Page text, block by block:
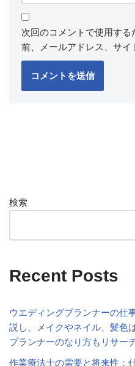
次回のコメントで使用す
前、メールアドレス、サイ
検索
Recent Posts
ウエディングプランナーの仕
説し、メイクやネイル、髪色
プランナーのなり方もリサー
作業療法士の需要と将来性：